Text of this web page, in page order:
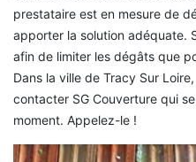
prestataire est en mesure de
apporter la solution adéquate.
afin de limiter les dégâts que
Dans la ville de Tracy Sur
contacter SG Couverture qui
moment. Appelez-le !